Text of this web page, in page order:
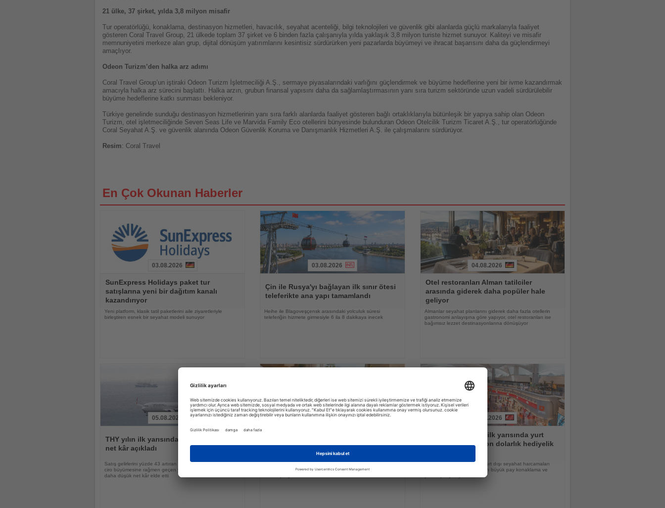
21 ülke, 37 şirket, yılda 3,8 milyon misafir
Tur operatörlüğü, konaklama, destinasyon hizmetleri, havacılık, seyahat acenteliği, bilgi teknolojileri ve güvenlik gibi alanlarda güçlü markalarıyla faaliyet
gösteren Coral Travel Group, 21 ülkede toplam 37 şirket ve 6 binden fazla çalışanıyla yılda yaklaşık 3,8 milyon turiste hizmet sunuyor. Kaliteyi ve misafir
memnuniyetini merkeze alan grup, dijital dönüşüm yatırımlarını kesintisiz sürdürürken yeni pazarlarda büyümeyi ve ihracat başarısını daha da güçlendirmeyi
amaçlıyor.
Odeon Turizm’den halka arz adımı
Coral Travel Group’un iştiraki Odeon Turizm İşletmeciliği A.Ş., sermaye piyasalarındaki varlığını güçlendirmek ve büyüme hedeflerine yeni bir ivme kazandırmak
amacıyla halka arz sürecini başlattı. Halka arzın, grubun finansal yapısını daha da sağlamlaştırmasının yanı sıra turizm sektöründe uzun vadeli sürdürülebilir
büyüme hedeflerine katkı sunması bekleniyor.
Türkiye genelinde sunduğu destinasyon hizmetlerinin yanı sıra farklı alanlarda faaliyet gösteren bağlı ortaklıklarıyla bütünleşik bir yapıya sahip olan Odeon
Turizm, otel işletmeciliğinde Seven Seas Life ve Marvida Family Eco otellerini bünyesinde bulunduran Odeon Otelcilik Turizm Ticaret A.Ş., tur operatörlüğünde
Coral Seyahat A.Ş. ve güvenlik alanında Odeon Güvenlik Koruma ve Danışmanlık Hizmetleri A.Ş. ile çalışmalarını sürdürüyor.
Resim: Coral Travel
En Çok Okunan Haberler
Oku
03.08.2026
SunExpress Holidays paket tur
satışlarına yeni bir dağıtım kanalı
kazandırıyor
Yeni platform, klasik tatil paketlerini aile ziyaretleriyle
birleştiren esnek bir seyahat modeli sunuyor
Oku
03.08.2026
Çin ile Rusya'yı bağlayan ilk sınır ötesi
teleferikte ana yapı tamamlandı
Heihe ile Blagoveşçensk arasındaki yolculuk süresi
teleferiğin hizmete girmesiyle 6 ila 8 dakikaya inecek
Oku
04.08.2026
Otel restoranları Alman tatilciler
arasında giderek daha popüler hale
geliyor
Almanlar seyahat planlarını giderek daha fazla otellerin
gastronomi anlayışına göre yapıyor, otel restoranları ise
bağımsız lezzet destinasyonlarına dönüşüyor
Oku
05.08.2026
THY yılın ilk yarısında 18,9 milyar lira
net kâr açıkladı
Satış gelirlerini yüzde 43 artıran Türk Hava Yolları, güçlü
ciro büyümesine rağmen geçen yılın aynı dönemine göre
daha düşük net kâr elde etti
Haberi
03.08.2026
İsveçli tatilciler valizlerine en sık kahve koyarken, otel
odalarındaki ücretsiz ürünleri yanlarına almamalarıyla da
03.08.2026
Türk turistler yılın ilk yarısında yurt
dışından 362 milyon dolarlık hediyelik
Ocak-haziran döneminde yurt dışı seyahat harcamaları
5,19 milyar dolar olurken, en büyük pay konaklama ve